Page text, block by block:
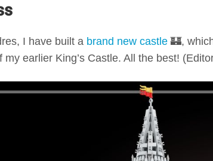
I have built a brand new castle 🏰,
my earlier King’s Castle. All the best!